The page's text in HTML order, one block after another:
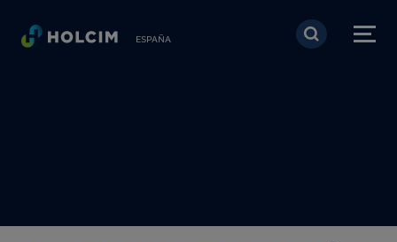
Pasar al contenido
ESPAÑA